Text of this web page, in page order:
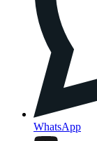
WhatsApp